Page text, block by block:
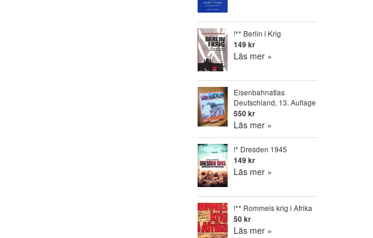
!** Berlin i Krig
149 kr
Läs mer »
Eisenbahnatlas
Deutschland, 13. Auflage
550 kr
Läs mer »
!* Dresden 1945
149 kr
Läs mer »
!** Rommels krig i Afrika
50 kr
Läs mer »